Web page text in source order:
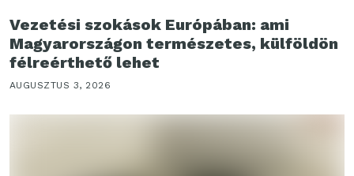
Vezetési szokások Európában: ami
Magyarországon természetes, külföldön
félreérthető lehet
AUGUSZTUS 3, 2026